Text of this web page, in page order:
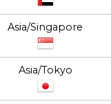
Asia/Singapore
Asia/Tokyo